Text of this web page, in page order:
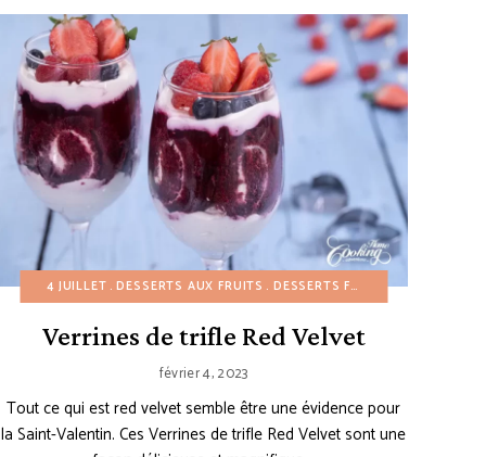
RECETTES AMÉRICAINES SAINT VALENTIN
FACILES DESSERTS GLACÉS ÉTÉ GÂTEAUX GÂTEAUX MOUSSE ET
4 JUILLET DESSERTS AUX FRUITS DESSERTS FACILES ÉTÉ
Verrines de trifle Red Velvet
février 4, 2023
Tout ce qui est red velvet semble être une évidence pour
la Saint-Valentin. Ces Verrines de trifle Red Velvet sont une